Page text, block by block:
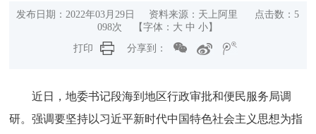
发布日期：2022年03月29日 资料来源：天上阿里 点击数： 5
098次 【字体： 大 中 小 】
打印
分享到：
近日，地委书记段海到地区行政审批和便民服务局调
研。强调要坚持以习近平新时代中国特色社会主义思想为指